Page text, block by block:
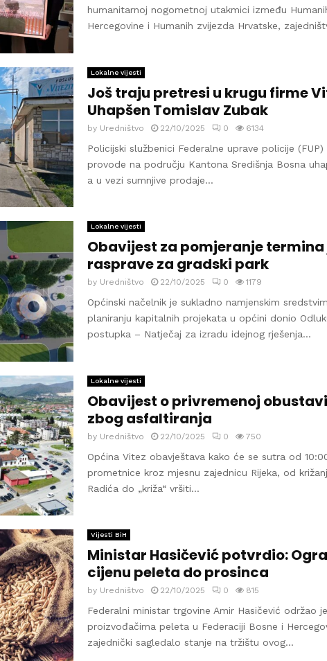
humanitarnoj nogometnoj utakmici između
Hercegovine i Humanih zvijezda Hrvatske,
Lokalne vijesti
Još traju pretresi u krugu firme
Uhapšen Tomislav Zubak
by Uredništvo 22/10/2025 0 6134
Policijski službenici Federalne uprave policije (FUP)
provode na području Kantona Središnja Bosna
a u vezi sumnjive prodaje...
Lokalne vijesti
Obavijest za pomjeranje
rasprave za gradski park
by Uredništvo 22/10/2025 0 1179
Općinski načelnik je sukladno namjenskim
planiranju kapitalnih projekata u općini donio
postupka – Natječaj za izradu idejnog rješenja...
Lokalne vijesti
Obavijest o privremenoj
zbog asfaltiranja
by Uredništvo 22/10/2025 0 750
Općina Vitez obavještava kako će se sutra od
prometnice kroz mjesnu zajednicu Rijeka, od
Radića do „križa“ vršiti...
Vijesti BiH
Ministar Hasičević potvrdio:
cijenu peleta do prosinca
by Uredništvo 22/10/2025 0 815
Federalni ministar trgovine Amir Hasičević održao
proizvođačima peleta u Federaciji Bosne i
zajednički sagledalo stanje na tržištu ovog...